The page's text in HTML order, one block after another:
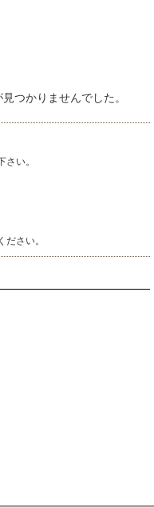
つかりませんでした。
い。
さい。